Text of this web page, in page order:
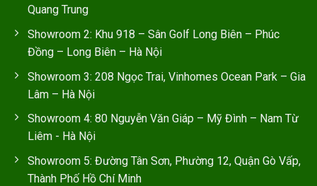
Quang Trung
Showroom 2: Khu 918 – Sân Golf Long Biên – Phúc
Đồng – Long Biên – Hà Nội
Showroom 3: 208 Ngọc Trai, Vinhomes Ocean Park – Gia
Lâm – Hà Nội
Showroom 4: 80 Nguyễn Văn Giáp – Mỹ Đình – Nam Từ
Liêm - Hà Nội
Showroom 5: Đường Tân Sơn, Phường 12, Quận Gò Vấp,
Thành Phố Hồ Chí Minh